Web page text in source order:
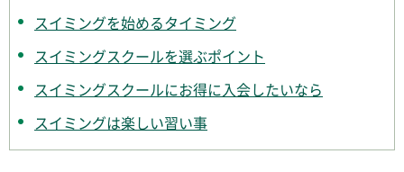
スイミングを始めるタイミング
スイミングスクールを選ぶポイント
スイミングスクールにお得に入会したいなら
スイミングは楽しい習い事